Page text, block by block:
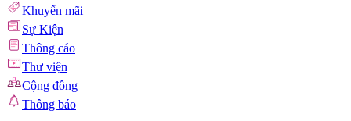
Khuyến mãi
Sự Kiện
Thông cáo
Thư viện
Cộng đồng
Thông báo